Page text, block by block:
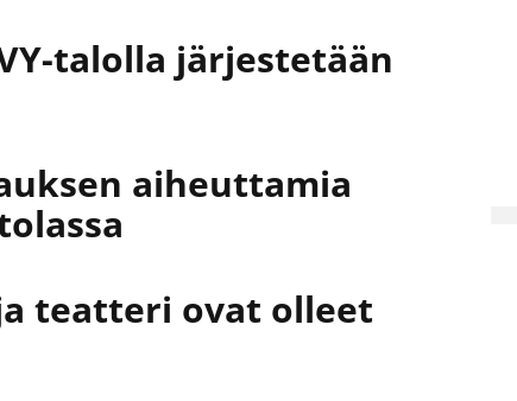
talolla järjestetään
aiheuttamia
teatteri ovat olleet